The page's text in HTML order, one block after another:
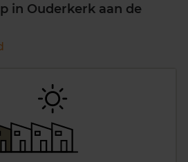
in Ouderkerk aan de